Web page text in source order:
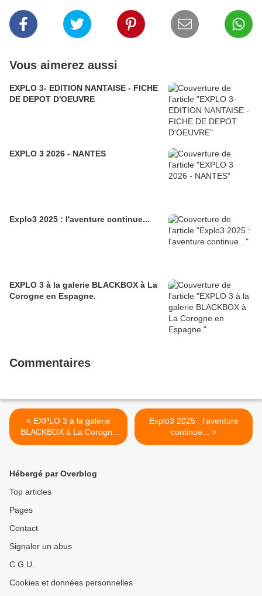
Vous aimerez aussi
EXPLO 3- EDITION NANTAISE - FICHE
DE DEPOT D'OEUVRE
EXPLO 3 2026 - NANTES
Explo3 2025 : l'aventure continue...
EXPLO 3 à la galerie BLACKBOX à La
Corogne en Espagne.
Commentaires
< EXPLO 3 à la galerie
BLACKBOX à La Corogne
en Espagne.
Explo3 2025 : l'aventure
continue... >
Hébergé par Overblog
Top articles
Pages
Contact
Signaler un abus
C.G.U.
Cookies et données personnelles